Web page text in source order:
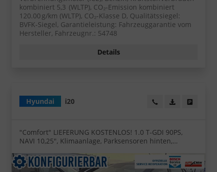
kombiniert 5,3 (WLTP), CO₂-Emission kombiniert
120.00 g/km (WLTP), CO₂-Klasse D, Qualitätssiegel:
BVFK-Siegel, Garantieleistung: Fahrzeuggarantie vom
Hersteller, Fahrzeugnr.: 54748
Details
Hyundai i20 Wir rufen Sie an!
PDF-Datei,
"Comfort" LIEFERUNG KOSTENLOS! 1.0 T-GDI 90PS,
NAVI 10,25", Klimaanlage, Parksensoren hinten,
Reserverad, Alarm, Armlehne, ZV mit Fernbedienung,
Fernlichtassistent, 4x elektr. Fensterheber